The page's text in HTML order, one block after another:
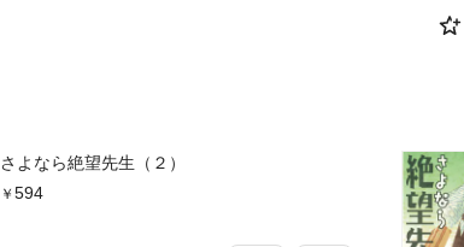
さよなら絶望先生（２）
594